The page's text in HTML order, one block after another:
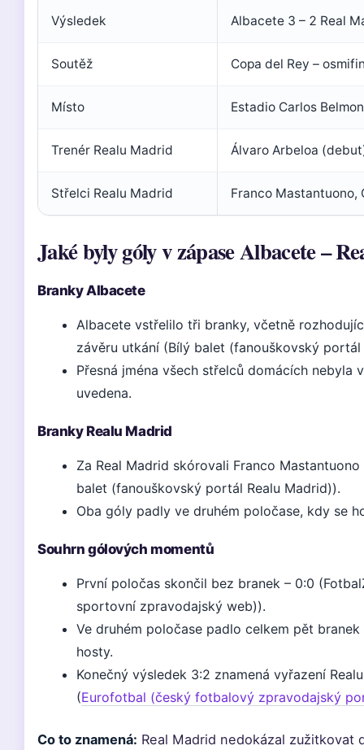
Výsledek Albacete 3 – 2 Real
Soutěž Copa del Rey –
Místo Estadio Carlos
Trenér Realu Madrid Álvaro Arbeloa
Střelci Realu Madrid Franco Mastantuono,
Jaké byly góly v zápase Albacete –
Branky Albacete
Albacete vstřelilo tři branky, včetně
závěru utkání (Bílý balet (fanouškovský portál
Přesná jména všech střelců domácích nebyla
uvedena.
Branky Realu Madrid
Za Real Madrid skórovali Franco
balet (fanouškovský portál Realu Madrid)).
Oba góly padly ve druhém poločase, kdy se
Souhrn gólových momentů
První poločas skončil bez branek – 0:0
sportovní zpravodajský web)).
Ve druhém poločase padlo celkem pět
hosty.
Konečný výsledek 3:2 znamená vyřazení
(Eurofotbal (český fotbalový zpravodajský
Co to znamená: Real Madrid nedokázal zužitkovat